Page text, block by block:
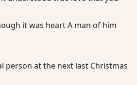
it was heart A man of him
person at the next last Christmas